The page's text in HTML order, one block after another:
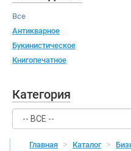
Все
Антикварное
Букинистическое
Книгопечатное
Категория
Главная Каталог